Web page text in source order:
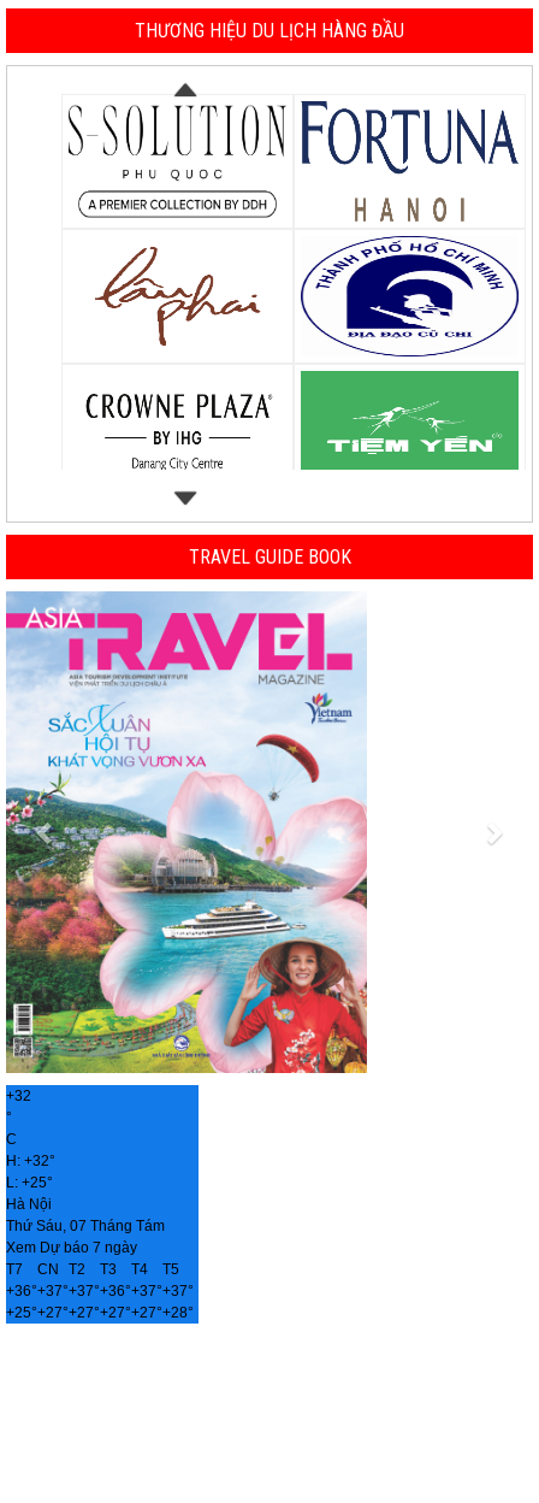
THƯƠNG HIỆU DU LỊCH HÀNG ĐẦU
TRAVEL GUIDE BOOK
Previous
+32
°
C
H: +32°
L: +25°
Hà Nội
Thứ Sáu, 07 Tháng Tám
Xem Dự báo 7 ngày
T7
CN T2 T3 T4
T5
+36°+37°+37°+36°+37°+37°
+25°+27°+27°+27°+27°+28°